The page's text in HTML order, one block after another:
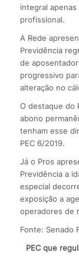
integral
profissional.
A Rede
Previdência
de
progressivo
alteração no
O destaque do
abono
tenham esse
PEC 6/2019.
Já o Pros
Previdência a
especial
exposição a
operadores de
Fonte: Senado
PEC que